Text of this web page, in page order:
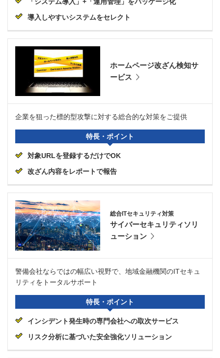
導入しやすいシステムをセレクト
ホームページ改ざん検知サ
ービス
企業を狙った標的型攻撃に対する総合的な対策をご提供
特長・ポイント
対象URLを登録するだけでOK
改ざん内容をレポートで報告
総合ITセキュリティ対策
サイバーセキュリティソリ
ューション
警備会社ならではの幅広い視野で、地域金融機関のITセキュ
リティをトータルサポート
特長・ポイント
インシデント発生時の専門会社への取次サービス
リスク分析に基づいた安全強化ソリューション